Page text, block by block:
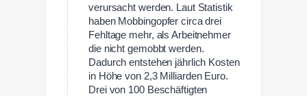
verursacht werden. Laut Statistik
haben Mobbingopfer circa drei
Fehltage mehr, als Arbeitnehmer
die nicht gemobbt werden.
Dadurch entstehen jährlich Kosten
in Höhe von 2,3 Milliarden Euro.
Drei von 100 Beschäftigten